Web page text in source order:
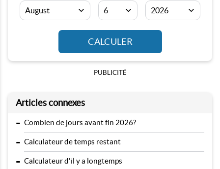
CALCULER
PUBLICITÉ
Articles connexes
- Combien de jours avant fin 2026?
- Calculateur de temps restant
- Calculateur d'il y a longtemps